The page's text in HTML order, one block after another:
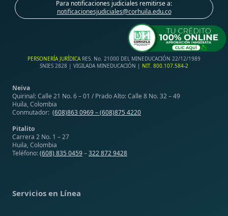
Para notificaciones judiciales remitirse a:
notificacionesjudiciales@corhuila.edu.co
PERSONERÍA JURÍDICARES. No. 21000 DEL MINEDUCACIÓN 22/12/1989
SNIES 2828 | VIGILADA MINEDUCACIÓN | NIT. 800.107.584-2
Neiva
Quirinal: Calle 21 No. 6 – 01 / Prado Alto: Calle 8 No. 32 – 49
Huila, Colombia
Conmutador: (608)863 0969 –(608)875 4220
Pitalito
Carrera 2 No. 1 – 27
Huila, Colombia
Teléfono:(608) 835 0459–322 872 9428
Servicios en Línea